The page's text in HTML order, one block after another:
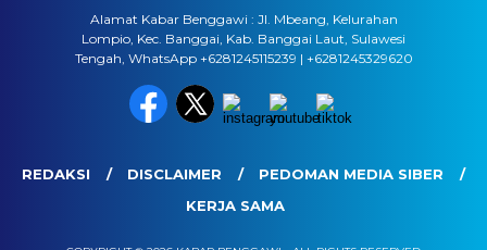
Alamat Kabar Benggawi : Jl. Mbeang, Kelurahan
Lompio, Kec. Banggai, Kab. Banggai Laut, Sulawesi
Tengah, WhatsApp +6281245115239 | +6281245329620
REDAKSI DISCLAIMER
PEDOMAN MEDIA SIBER
KERJA SAMA